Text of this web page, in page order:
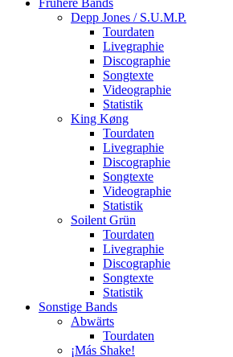
Frühere Bands
Depp Jones / S.U.M.P.
Tourdaten
Livegraphie
Discographie
Songtexte
Videographie
Statistik
King Køng
Tourdaten
Livegraphie
Discographie
Songtexte
Videographie
Statistik
Soilent Grün
Tourdaten
Livegraphie
Discographie
Songtexte
Statistik
Sonstige Bands
Abwärts
Tourdaten
¡Más Shake!